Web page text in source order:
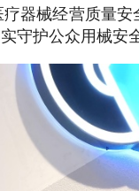
器械经营质量
守护公众用械安全